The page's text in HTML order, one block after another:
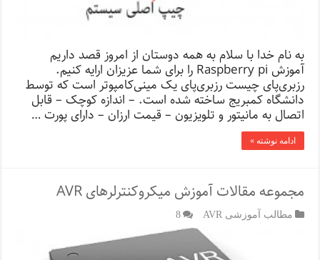
به نام خدا با سلام به همه دوستان از امروز قصد داریم
آموزش Raspberry pi را برای شما عزیزان ارایه کنیم.
رزبری‌پای چیست رزبری‌پای یک مینی‌کامپوتر است که توسط
دانشگاه کمبریج ساخته شده است. – اندازه کوچک – قابل
اتصال به مانیتور و تلویزیون – قیمت ارزان – دارای پورت …
ادامه نوشته »
مجموعه مقالات آموزش میکروکنترلرهای AVR
مطالب آموزشی AVR 8